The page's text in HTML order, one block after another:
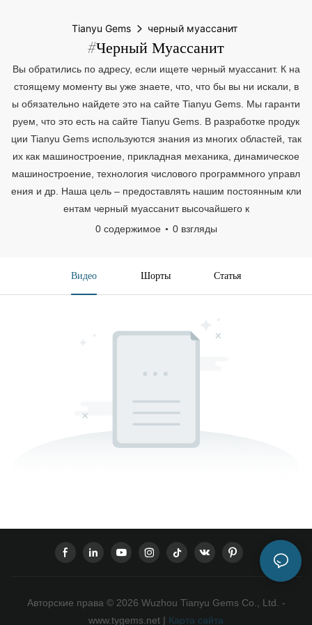
Tianyu Gems черный муассанит
#черный Муассанит
Вы обратились по адресу, если ищете черный муассанит. К на
стоящему моменту вы уже знаете, что, что бы вы ни искали, в
ы обязательно найдете это на сайте Tianyu Gems. Мы гаранти
руем, что это есть на сайте Tianyu Gems. В разработке продук
ции Tianyu Gems используются знания из многих областей, так
их как машиностроение, прикладная механика, динамическое
машиностроение, технология числового программного управл
ения и др. Наша цель – предоставлять нашим постоянным кли
ентам черный муассанит высочайшего к
0 содержимое
0 взгляды
Видео Шорты Статья
Авторские права © 2026 Wuzhou Tianyu Gems Co., Ltd. -
www.tygems.net | Карта сайта